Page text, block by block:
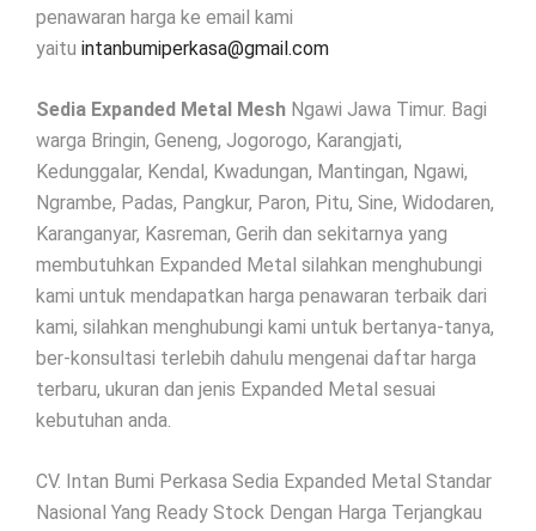
penawaran harga ke email kami
yaitu intanbumiperkasa@gmail.com
Sedia Expanded Metal Mesh Ngawi Jawa Timur. Bagi
warga Bringin, Geneng, Jogorogo, Karangjati,
Kedunggalar, Kendal, Kwadungan, Mantingan, Ngawi,
Ngrambe, Padas, Pangkur, Paron, Pitu, Sine, Widodaren,
Karanganyar, Kasreman, Gerih dan sekitarnya yang
membutuhkan Expanded Metal silahkan menghubungi
kami untuk mendapatkan harga penawaran terbaik dari
kami, silahkan menghubungi kami untuk bertanya-tanya,
ber-konsultasi terlebih dahulu mengenai daftar harga
terbaru, ukuran dan jenis Expanded Metal sesuai
kebutuhan anda.
CV. Intan Bumi Perkasa Sedia Expanded Metal Standar
Nasional Yang Ready Stock Dengan Harga Terjangkau